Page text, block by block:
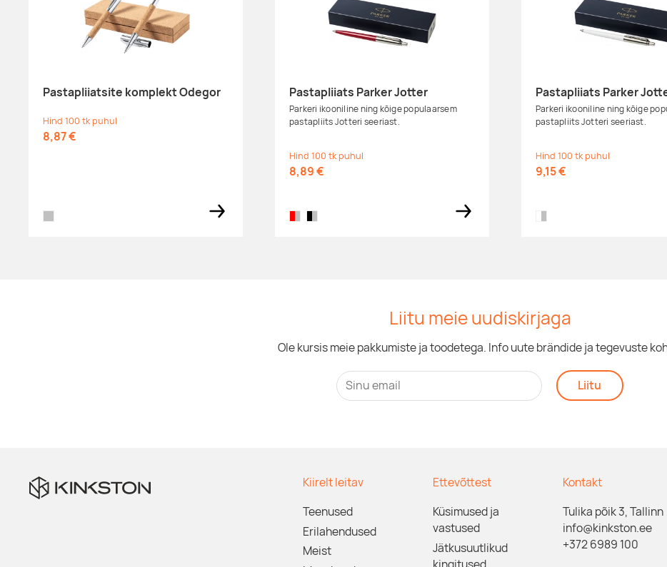
dark green
black
Pastapliiatsite komplekt Odegor
Hind 100 tk puhul
8,87 €
Pastapliiats Parker Jotter
Parkeri ikooniline ning kõige populaarsem
pastapliits Jotteri seeriast.
Hind 100 tk puhul
8,89 €
Pastapliiats Parker
Parkeri ikooniline ning kõige
pastapliits Jotteri seeriast.
Hind 100 tk puhul
9,15 €
Liitu meie uudiskirjaga
Ole kursis meie pakkumiste ja toodetega. Info uute brändide ja tegevuste
Liitu
Kiirelt leitav
Teenused
Erilahendused
Meist
Ettevõttest
Küsimused ja
vastused
Jätkusuutlikud
Kontakt
Tulika põik 3, Tallinn
info@kinkston.ee
+372 6989 100